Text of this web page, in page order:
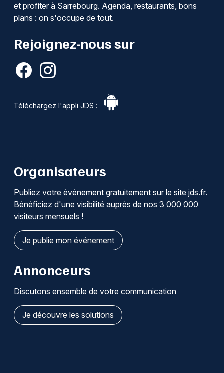
et profiter à Sarrebourg. Agenda, restaurants, bons
plans : on s'occupe de tout.
Rejoignez-nous sur
Téléchargez l'appli JDS :
Organisateurs
Publiez votre événement gratuitement sur le site jds.fr.
Bénéficiez d'une visibilité auprès de nos 3 000 000
visiteurs mensuels !
Je publie mon événement
Annonceurs
Discutons ensemble de votre communication
Je découvre les solutions